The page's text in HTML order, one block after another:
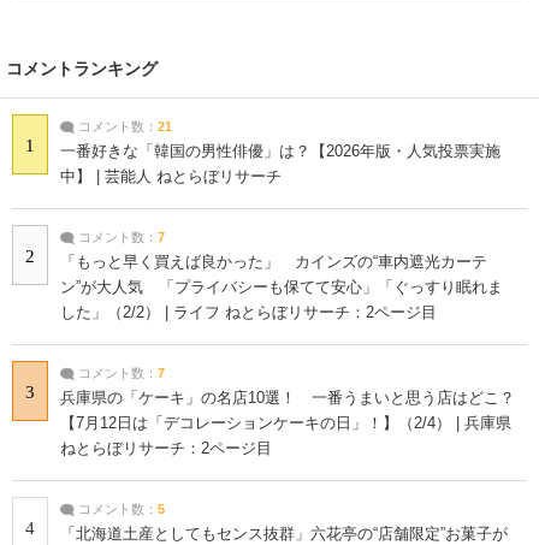
コメントランキング
1
コメント数： 21
一番好きな「韓国の男性俳優」は？【2026年版・人気投票実施
中】 | 芸能人 ねとらぼリサーチ
2
コメント数： 7
「もっと早く買えば良かった」 カインズの“車内遮光カーテ
ン”が大人気 「プライバシーも保てて安心」「ぐっすり眠れま
した」（2/2） | ライフ ねとらぼリサーチ：2ページ目
3
コメント数： 7
兵庫県の「ケーキ」の名店10選！ 一番うまいと思う店はどこ？
【7月12日は「デコレーションケーキの日」！】（2/4） | 兵庫県
ねとらぼリサーチ：2ページ目
4
コメント数： 5
「北海道土産としてもセンス抜群」六花亭の“店舗限定”お菓子が